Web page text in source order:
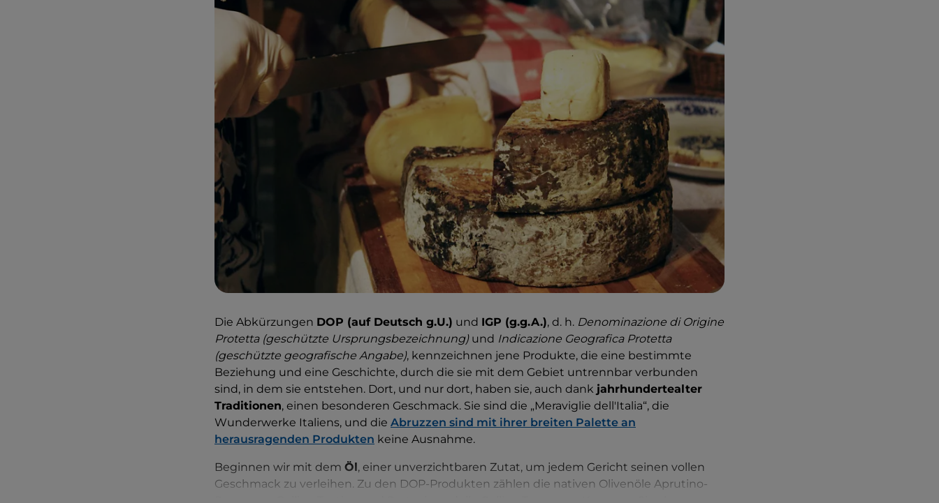
Die Abkürzungen DOP (auf Deutsch g.U.) und IGP (g.g.A.), d. h. Denominazione di Origine
Protetta (geschützte Ursprungsbezeichnung)und Indicazione Geografica Protetta
(geschützte geografische Angabe), kennzeichnen jene Produkte, die eine bestimmte
Beziehung und eine Geschichte, durch die sie mit dem Gebiet untrennbar verbunden
sind, in dem sie entstehen. Dort, und nur dort, haben sie, auch dank jahrhundertealter
Traditionen, einen besonderen Geschmack. Sie sind die „Meraviglie dell'Italia“, die
Wunderwerke Italiens, und die Abruzzen sind mit ihrer breiten Palette an
herausragenden Produkten keine Ausnahme.
Beginnen wir mit dem Öl , einer unverzichtbaren Zutat, um jedem Gericht seinen vollen
Geschmack zu verleihen. Zu den DOP-Produkten zählen die nativen Olivenöle Aprutino-